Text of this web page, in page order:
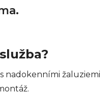
nadokenními žaluziemi